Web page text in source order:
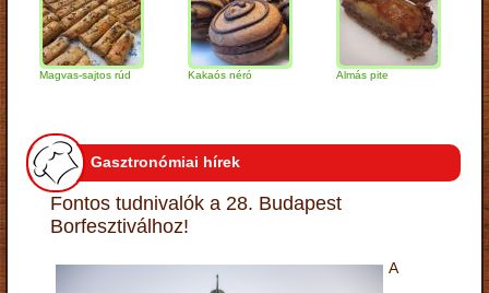
Magvas-sajtos rúd Kakaós néró Almás pite
Gasztronómiai hírek
Fontos tudnivalók a 28. Budapest
Borfesztiválhoz!
A